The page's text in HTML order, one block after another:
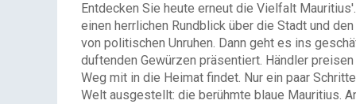
Entdecken Sie heute erneut die Vielfalt
einen herrlichen Rundblick über die Stadt und
von politischen Unruhen. Dann geht es ins
duftenden Gewürzen präsentiert. Händler
Weg mit in die Heimat findet. Nur ein paar
Welt ausgestellt: die berühmte blaue Mauritius.